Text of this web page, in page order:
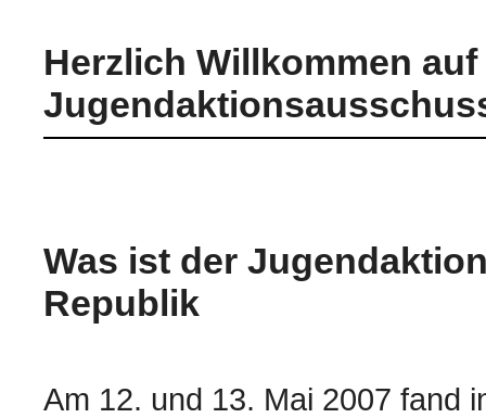
Herzlich Willkommen
Was ist der
Republik
Am 12. und 13. Mai 2007 fand